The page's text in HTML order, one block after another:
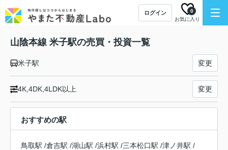
ログイン
お気に入り
0
山陰本線 米子駅の売買・投資一覧
米子駅 変更
4K,4DK,4LDK以上 変更
おすすめの駅
鳥取駅 /倉吉駅 /湖山駅 /浜村駅 /三本松口駅 /津ノ井駅 /